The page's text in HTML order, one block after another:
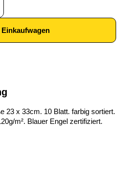
Einkaufwagen
23 x 33cm. 10 Blatt. farbig sortiert.
m². Blauer Engel zertifiziert.